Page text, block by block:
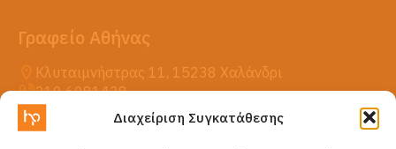
Διαχείριση Συγκατάθεσης
Γραφείο Αθήνας
Κλυταιμνήστρας 11, 15238 Χαλάνδρι
210 6081438